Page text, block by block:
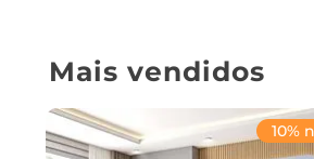
Mais vendidos
10%